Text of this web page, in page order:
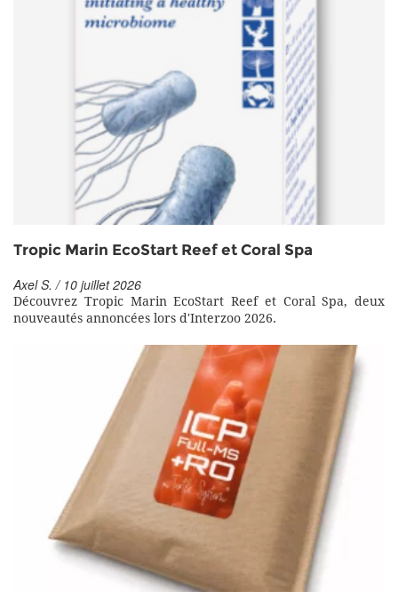
Tropic Marin EcoStart Reef et Coral Spa
Axel S. / 10 juillet 2026
Découvrez Tropic Marin EcoStart Reef et Coral Spa, deux
nouveautés annoncées lors d'Interzoo 2026.